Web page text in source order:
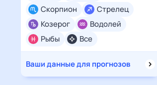
Все
Скорпион
Стрелец
Козерог
Водолей
Рыбы
Ваши данные для прогнозов